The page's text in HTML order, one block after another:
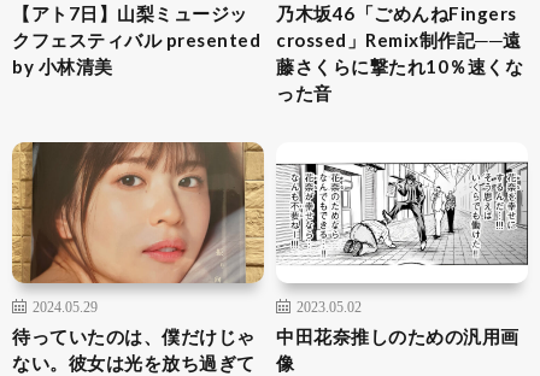
【アト7日】山梨ミュージッ
クフェスティバル presented
by 小林清美
乃木坂46「ごめんねFingers
crossed」Remix制作記──遠
藤さくらに撃たれ10％速くな
った音
2024.05.29
待っていたのは、僕だけじゃ
ない。彼女は光を放ち過ぎて
2023.05.02
中田花奈推しのための汎用画
像